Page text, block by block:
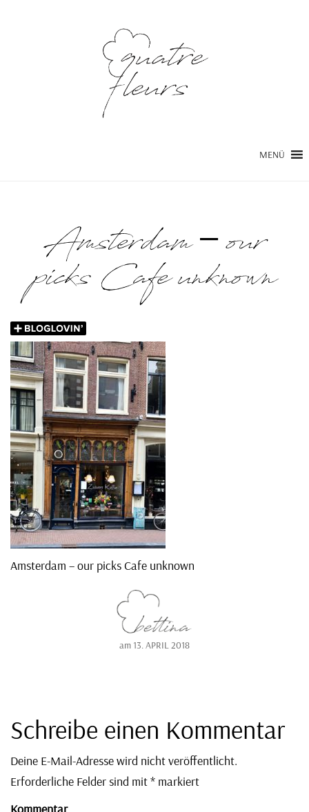
MENÜ
Amsterdam – our
picks Cafe unknown
Amsterdam – our picks Cafe unknown
am 13. APRIL 2018
Schreibe einen Kommentar
Deine E-Mail-Adresse wird nicht veröffentlicht.
Erforderliche Felder sind mit* markiert